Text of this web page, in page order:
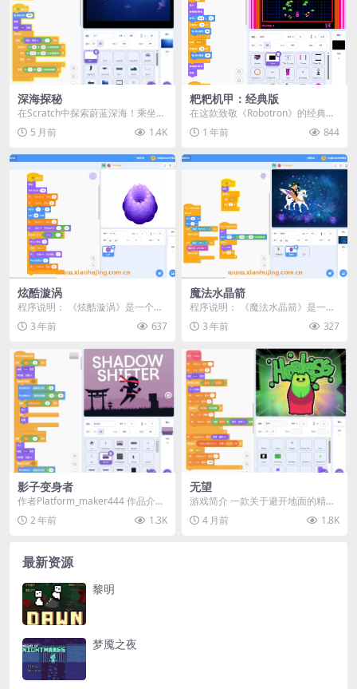
深海探秘
在Scratch中探索蔚蓝深海！乘坐你
的红色小潜艇，向广阔海洋的深处
下潜，直至海...
5 月前 1.4K
粑粑机甲：经典版
在这款致敬《Robotron》的经典街
机风射击游戏中，操控主角 Rob 抵
御来自...
1 年前 844
炫酷漩涡
程序说明： 《炫酷漩涡》是一个利
用Scratch平台制作的动画项目。这
个项目展示...
3 年前 637
魔法水晶箭
程序说明： 《魔法水晶箭》是一个
基于Scratch平台开发的入门级小游
戏。在这个...
3 年前 327
影子变身者
作者Platform_maker444 作品介
绍： 🌑 欢迎来到《影子变身
者》！...
2 年前 1.3K
无望
游戏简介 一款关于避开地面的精准
平台跳跃游戏！ 操作说明 动作 按
键 推进剧情 ...
4 月前 1.8K
最新资源
黎明
梦魇之夜